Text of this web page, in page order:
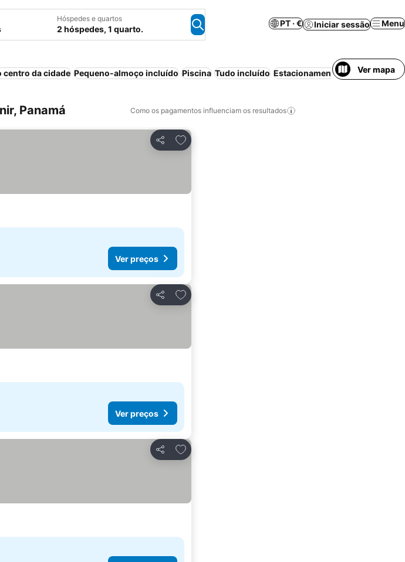
Hóspedes e quartos
2 hóspedes, 1 quarto.
PT · € Iniciar sessão Menu
centro da cidade Pequeno-almoço incluído Piscina Tudo incluído Estacionamento PraiaVer mapa
Panamá Como os pagamentos influenciam os resultados
Partilhar
Adicionar aos favoritos
Ver preços
Partilhar
Adicionar aos favoritos
Ver preços
Partilhar
Adicionar aos favoritos